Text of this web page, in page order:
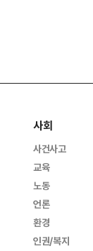
사회
사건사고
교육
노동
언론
환경
인권/복지